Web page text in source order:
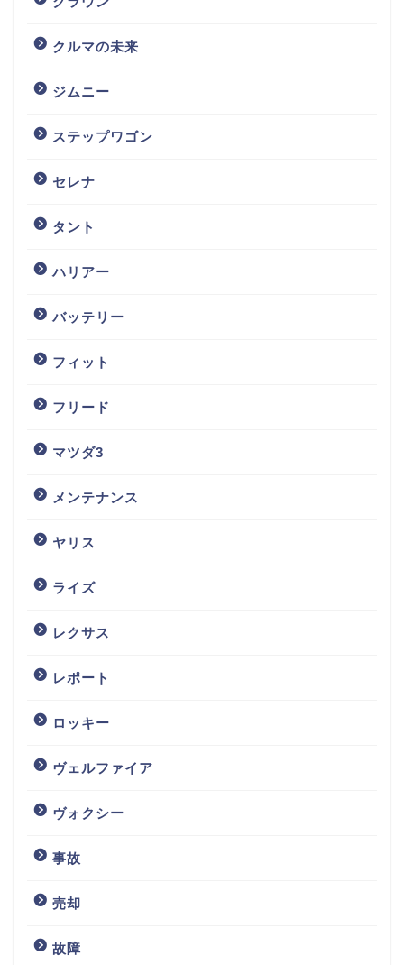
クルマの未来
ジムニー
ステップワゴン
セレナ
タント
ハリアー
バッテリー
フィット
フリード
マツダ3
メンテナンス
ヤリス
ライズ
レクサス
レポート
ロッキー
ヴェルファイア
ヴォクシー
事故
売却
故障